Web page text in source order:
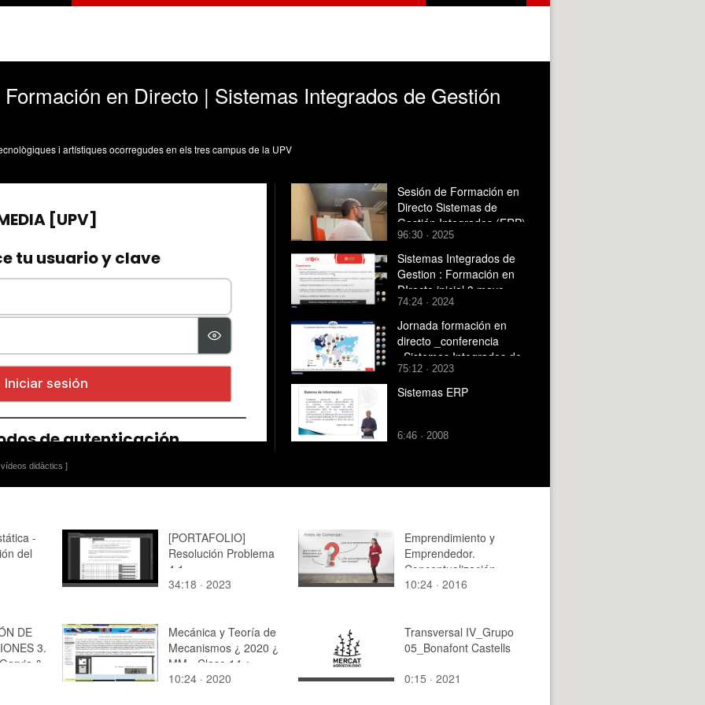
en Directo | Sistemas Integrados de Gestión
i artístiques ocorregudes en els tres campus de la UPV
didàctics ]
Sesión de Formación en
Directo Sistemas de
Gestión Integrados (ERP)
96:30 · 2025
Sistemas Integrados de
Gestion : Formación en
DIrecto inicial 3 mayo
74:24 · 2024
Jornada formación en
directo _conferencia
_Sistemas Integrados de
Gestión (ERP)- Parte 2
75:12 · 2023
Sistemas ERP
6:46 · 2008
-
del
[PORTAFOLIO]
Resolución Problema
4.1
34:18 · 2023
Emprendimiento y
Emprendedor.
Conceptualización
Teórica
10:24 · 2016
DE
3.
&
Mecánica y Teoría de
Mecanismos ¿ 2020 ¿
MM - Clase 14 ¿
Tramo 05 de 10
10:24 · 2020
Transversal IV_Grupo
05_Bonafont Castells
0:15 · 2021